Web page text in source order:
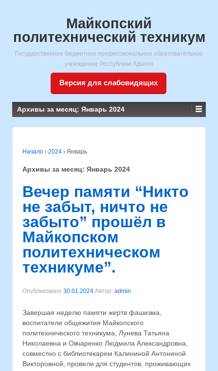
Майкопский
политехнический техникум
Государственное бюджетное профессиональное образовательное
учреждение Республики Адыгея
Версия для слабовидящих
Архивы за месяц: Январь 2024
Начало › 2024 › Январь
Архивы за месяц: Январь 2024
Вечер памяти “Никто
не забыт, ничто не
забыто” прошёл в
Майкопском
политехническом
техникуме”.
Опубликовано 30.01.2024 Автор: admin
Завершая неделю памяти жертв фашизма,
воспитатели общежития Майкопского
политехнического техникума, Лунева Татьяна
Николаевна и Овчаренко Людмила Александровна,
совместно с библиотекарем Калининой Антониной
Викторовной, провели для студентов, проживающих